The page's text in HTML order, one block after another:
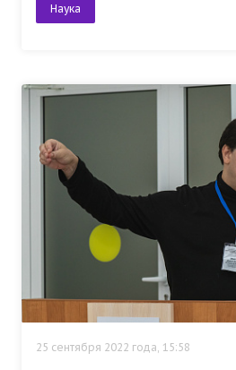
Наука
25 сентября 2022 года, 15:58